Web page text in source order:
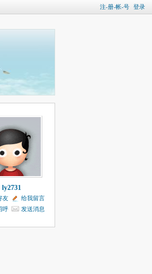
注-册-帐-号 登录
ly2731
友
给我留言
呼
发送消息